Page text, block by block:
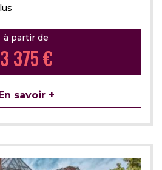
à partir de
3 375 €
savoir +